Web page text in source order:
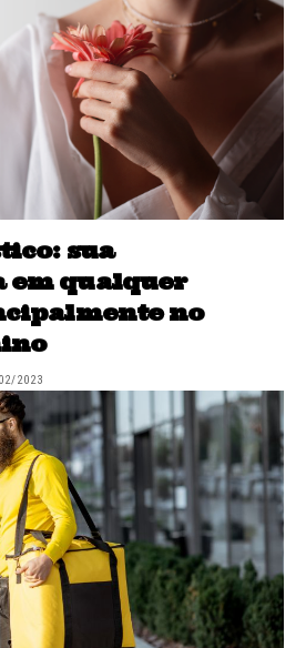
sua
qualquer
no
2023